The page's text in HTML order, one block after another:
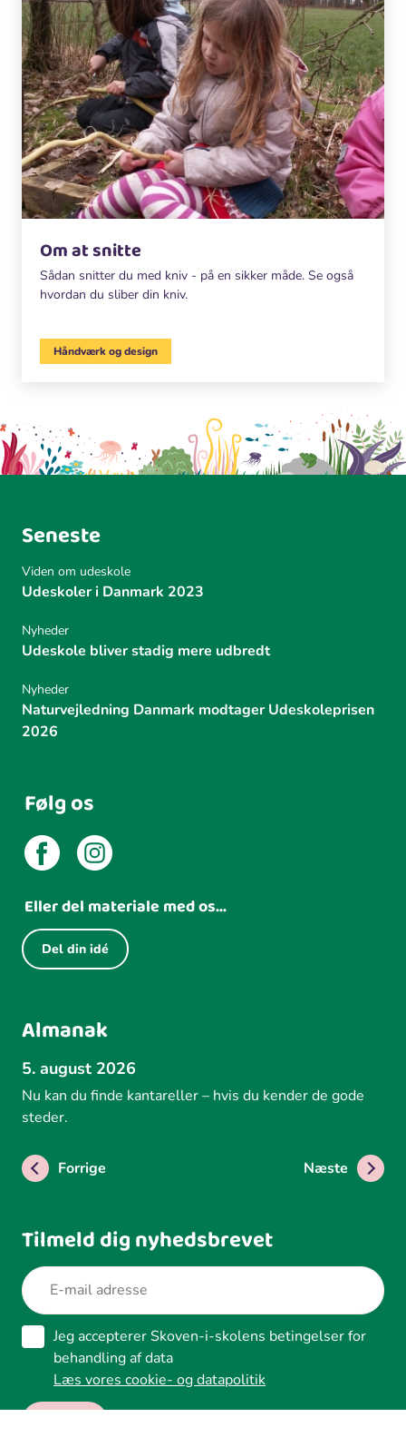
Om at snitte
Sådan snitter du med kniv - på en sikker måde. Se også
hvordan du sliber din kniv.
Håndværk og design
Seneste
Viden om udeskole
Udeskoler i Danmark 2023
Nyheder
Udeskole bliver stadig mere udbredt
Nyheder
Naturvejledning Danmark modtager Udeskoleprisen
2026
Følg os
Eller del materiale med os...
Del din idé
Almanak
5. august 2026
Nu kan du finde kantareller – hvis du kender de gode
steder.
Forrige Næste
Tilmeld dig nyhedsbrevet
Jeg accepterer Skoven-i-skolens betingelser for
behandling af data
Læs vores cookie- og datapolitik